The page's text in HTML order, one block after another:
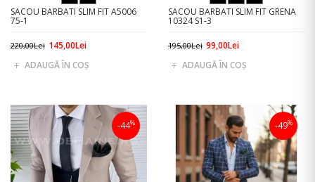
SACOU BARBATI SLIM FIT A5006
75-1
220,00Lei 145,00Lei
ADAUGĂ ÎN COŞ
SACOU BARBATI SLIM FIT GRENA
10324 S1-3
195,00Lei 99,00Lei
ADAUGĂ ÎN COŞ
-44% -49%